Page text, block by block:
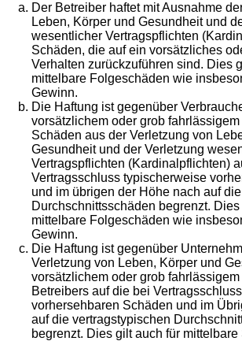
Der Betreiber haftet mit Ausnahme
Leben, Körper und Gesundheit und
wesentlicher Vertragspflichten
Schäden, die auf ein vorsätzliches
Verhalten zurückzuführen sind. Dies
mittelbare Folgeschäden wie
Gewinn.
Die Haftung ist gegenüber
vorsätzlichem oder grob
Schäden aus der Verletzung von
Gesundheit und der Verletzung
Vertragspflichten (Kardinalpflichten)
Vertragsschluss typischerweise
und im übrigen der Höhe nach auf
Durchschnittsschäden begrenzt.
mittelbare Folgeschäden wie
Gewinn.
Die Haftung ist gegenüber
Verletzung von Leben, Körper und
vorsätzlichem oder grob
Betreibers auf die bei
vorhersehbaren Schäden und im
auf die vertragstypischen
begrenzt. Dies gilt auch für mittelbare